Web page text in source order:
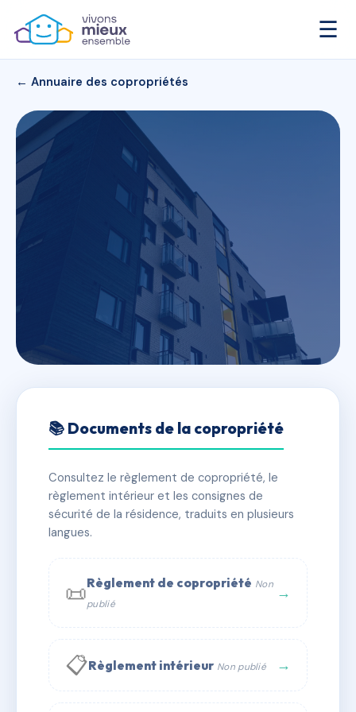
☰
← Annuaire des copropriétés
LE RELAIS LUMIERE
⚠ IMMATRICULEE_RATTACHEMENT_EXPIRE
🏠 65 lots
🏗 1 bâtiment(s)
📞 Contacter Syndic Digital 💬 WhatsApp
✉ Email
📚 Documents de la copropriété
Consultez le règlement de copropriété, le
règlement intérieur et les consignes de
sécurité de la résidence, traduits en plusieurs
langues.
📜Règlement de copropriété Non
publié
→
📋Règlement intérieur Non publié →